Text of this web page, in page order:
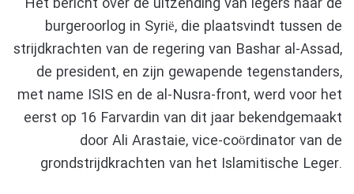
burgeroorlog in Syrië, die plaatsvindt tussen de
strijdkrachten van de regering van Bashar al-Assad,
de president, en zijn gewapende tegenstanders,
met name ISIS en de al-Nusra-front, werd voor het
eerst op 16 Farvardin van dit jaar bekendgemaakt
door Ali Arastaie, vice-coördinator van de
grondstrijdkrachten van het Islamitische Leger.